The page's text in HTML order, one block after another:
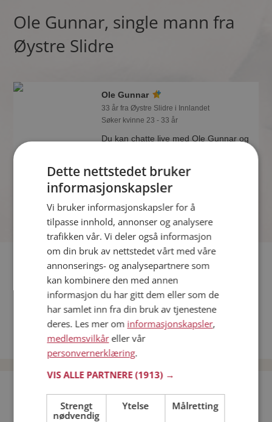
Ole Gunnar, single mann fra
Øystre Slidre
Ole Gunnar
33 år fra Øystre Slidre i Innlandet
Søker kvinne 23 - 33 år
Du kan chatte live med Ole Gunnar og
å bli medlem.
Fler single
Flere singlemenn fra Øystre Slidre:kriss1970,Kjetil,
Kvinner fra Øystre Slidre
Date kvinner i Norge
Date menn i Norge
Bli medlem gratis!
Dette nettstedet bruker
informasjonskapsler
Vi bruker informasjonskapsler for å
tilpasse innhold, annonser og analysere
trafikken vår. Vi deler også informasjon
om din bruk av nettstedet vårt med våre
annonserings- og analysepartnere som
kan kombinere den med annen
informasjon du har gitt dem eller som de
har samlet inn fra din bruk av tjenestene
deres. Les mer om informasjonskapsler,
medlemsvilkåreller vår
personvernerklæring.
VIS ALLE PARTNERE(1913) →
Strengt
nødvendig
Ytelse Målretting